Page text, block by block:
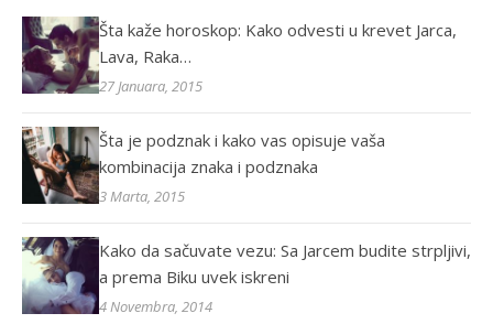
Šta kaže horoskop: Kako odvesti u krevet Jarca,
Lava, Raka…
27 Januara, 2015
Šta je podznak i kako vas opisuje vaša
kombinacija znaka i podznaka
3 Marta, 2015
Kako da sačuvate vezu: Sa Jarcem budite strpljivi,
a prema Biku uvek iskreni
4 Novembra, 2014